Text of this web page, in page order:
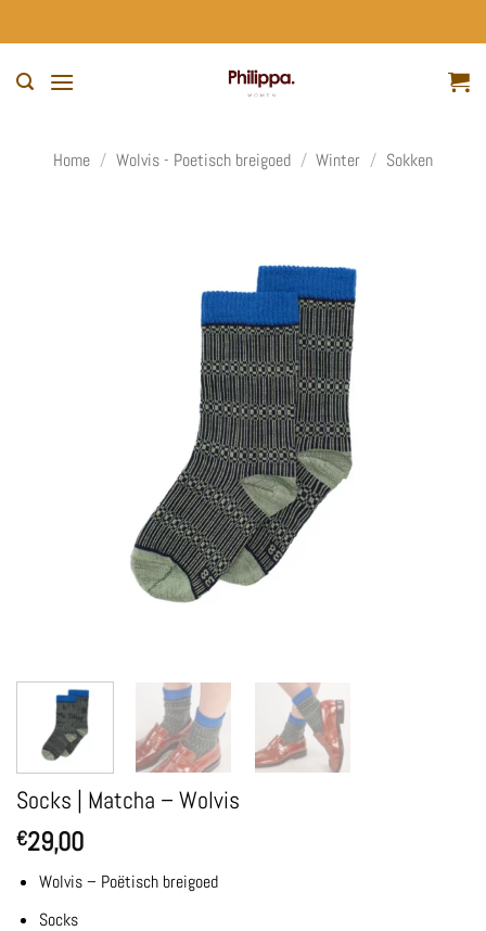
naar
Home / Wolvis - Poetisch breigoed / Winter / Sokken
Socks | Matcha – Wolvis
€29,00
Wolvis – Poëtisch breigoed
Socks